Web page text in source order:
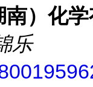
）化学
乐